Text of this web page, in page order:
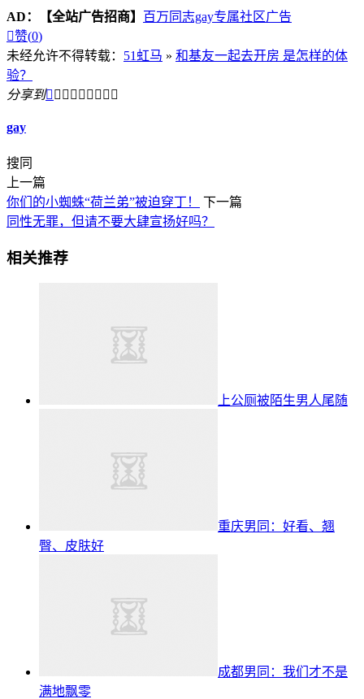
AD： 【全站广告招商】 百万同志gay专属社区广告
赞(0)
未经允许不得转载： 51虹马 » 和基友一起去开房 是怎样的体
验？
分享到        
gay
搜同
上一篇
你们的小蜘蛛“荷兰弟”被迫穿丁！
下一篇
同性无罪，但请不要大肆宣扬好吗？
相关推荐
上公厕被陌生男人尾随
重庆男同：好看、翘
臀、皮肤好
成都男同：我们才不是
满地飘零